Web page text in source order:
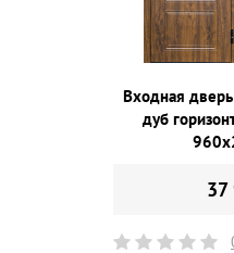
Входная
дуб
37